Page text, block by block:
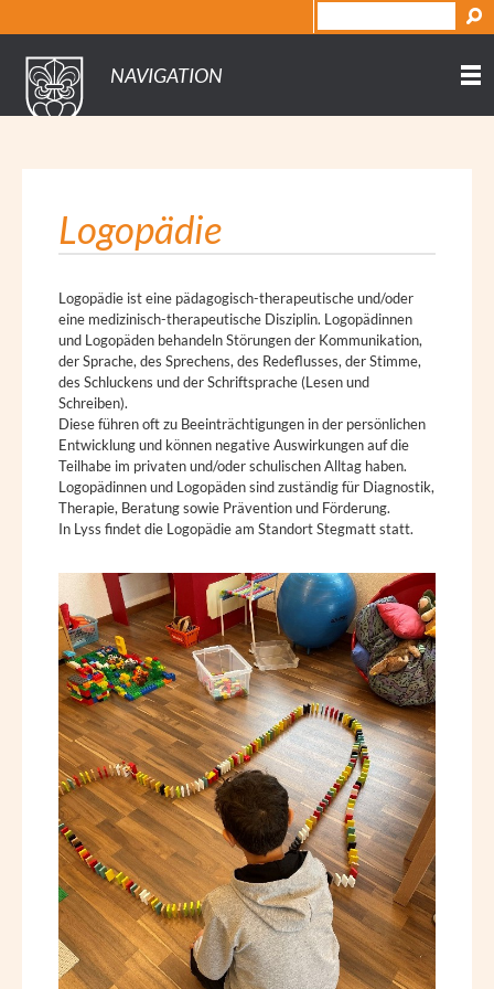
NAVIGATION
Logopädie
Logopädie ist eine pädagogisch-therapeutische und/oder
eine medizinisch-therapeutische Disziplin. Logopädinnen
und Logopäden behandeln Störungen der Kommunikation,
der Sprache, des Sprechens, des Redeflusses, der Stimme,
des Schluckens und der Schriftsprache (Lesen und
Schreiben).
Diese führen oft zu Beeinträchtigungen in der persönlichen
Entwicklung und können negative Auswirkungen auf die
Teilhabe im privaten und/oder schulischen Alltag haben.
Logopädinnen und Logopäden sind zuständig für Diagnostik,
Therapie, Beratung sowie Prävention und Förderung.
In Lyss findet die Logopädie am Standort Stegmatt statt.